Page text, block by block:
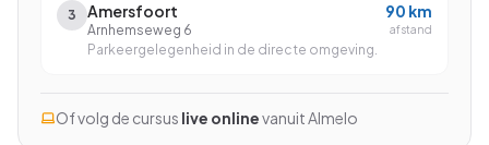
3 Amersfoort
Arnhemseweg 6
Parkeergelegenheid in de directe omgeving.
90 km
afstand
Of volg de cursus live onlinevanuitAlmelo